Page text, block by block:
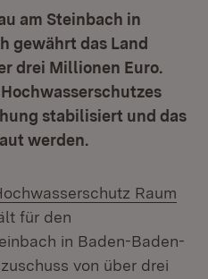
am Steinbach in
gewährt das Land
drei Millionen Euro.
stabilisiert und das
werden.
Raum
in neuem Fenster)
für den
in Baden-Baden-
von über drei